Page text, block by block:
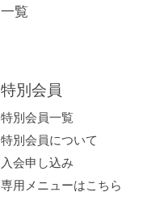
一覧
特別会員
特別会員一覧
特別会員について
入会申し込み
専用メニューはこちら